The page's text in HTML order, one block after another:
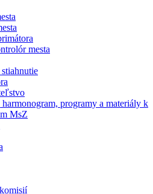
mesta
programy a materiály k
MsZ